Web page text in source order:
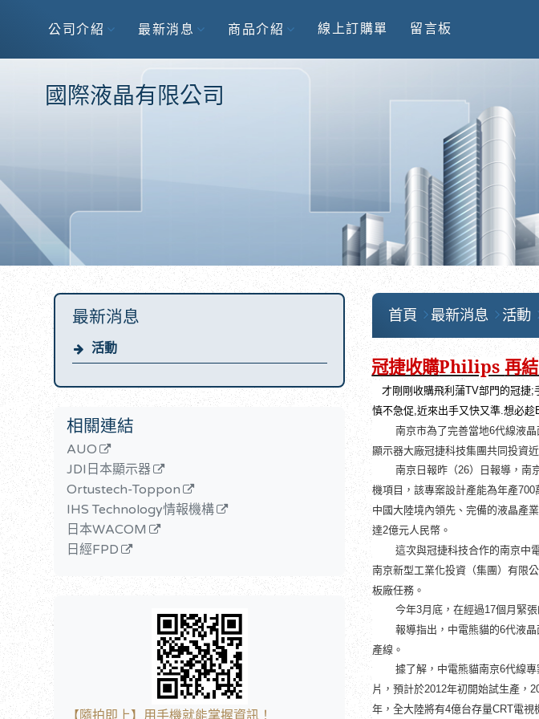
國際液晶有限公司
公司介紹 最新消息 商品介紹 線上訂購單 留言板
最新消息
活動
相關連結
AUO
JDI日本顯示器
Ortustech-Toppon
IHS Technology情報機構
日本WACOM
日經FPD
首頁 最新消息 活動
冠捷收購Philips再
才剛剛收購飛利蒲TV部門的冠捷;
慎不急促,近來出手又快又準.想必趁
南京市為了完善當地6代線液
顯示器大廠冠捷科技集團共同投資
南京日報昨（26）日報導，南
機項目，該專案設計產能為年產700
中國大陸境內領先、完備的液晶產
達2億元人民幣。
這次與冠捷科技合作的南京中
南京新型工業化投資（集團）有限
板廠任務。
今年3月底，在經過17個月緊
報導指出，中電熊貓的6代液
產線。
據了解，中電熊貓南京6代線
片，預計於2012年初開始試生產，
年，全大陸將有4億台存量CRT電視